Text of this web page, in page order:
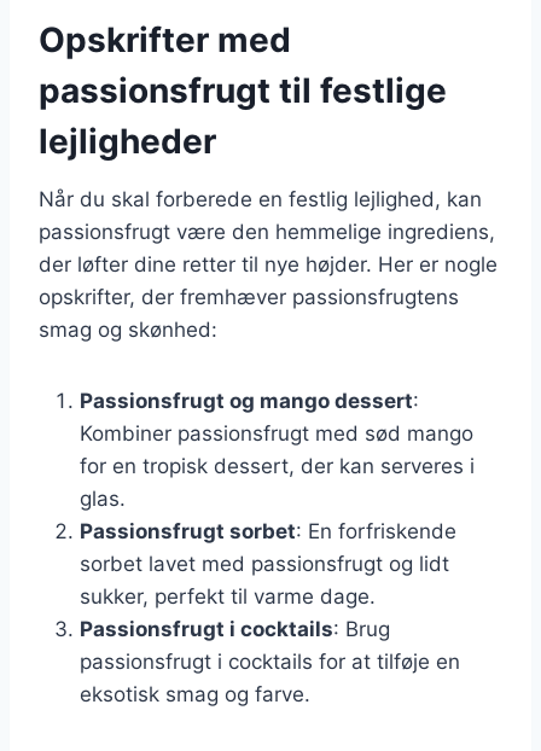
Opskrifter med
passionsfrugt til festlige
lejligheder
Når du skal forberede en festlig lejlighed, kan
passionsfrugt være den hemmelige ingrediens,
der løfter dine retter til nye højder. Her er nogle
opskrifter, der fremhæver passionsfrugtens
smag og skønhed:
Passionsfrugt og mango dessert:
Kombiner passionsfrugt med sød mango
for en tropisk dessert, der kan serveres i
glas.
Passionsfrugt sorbet: En forfriskende
sorbet lavet med passionsfrugt og lidt
sukker, perfekt til varme dage.
Passionsfrugt i cocktails: Brug
passionsfrugt i cocktails for at tilføje en
eksotisk smag og farve.